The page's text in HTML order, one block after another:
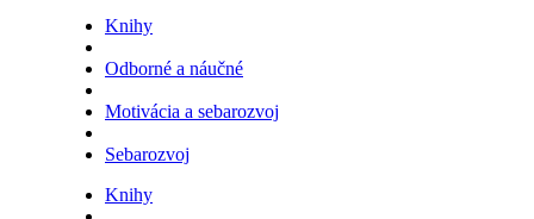
Knihy
Odborné a náučné
Motivácia a sebarozvoj
Sebarozvoj
Knihy